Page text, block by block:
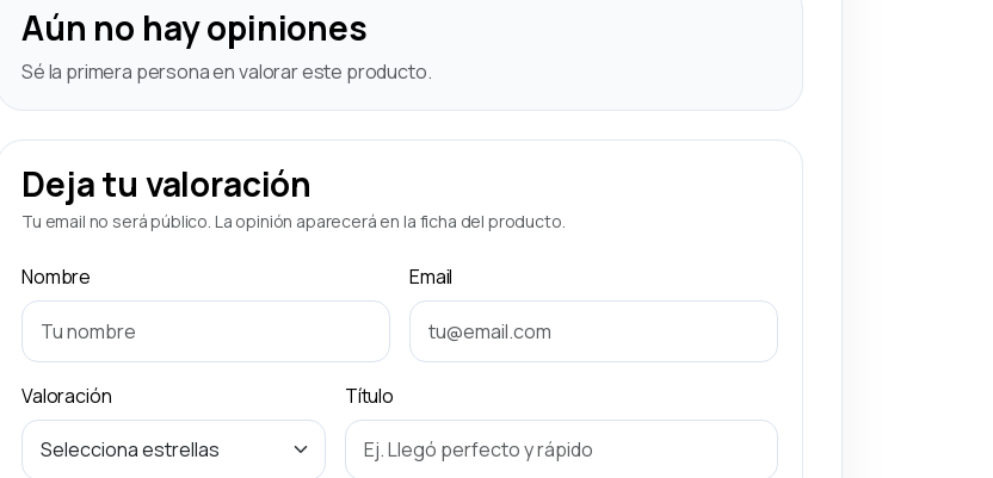
Aún no hay opiniones
Sé la primera persona en valorar este producto.
Deja tu valoración
Tu email no será público. La opinión aparecerá en la ficha del producto.
Nombre Email
Valoración Título